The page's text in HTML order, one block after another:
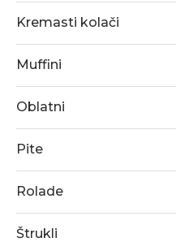
Kremasti kolači
Muffini
Oblatni
Pite
Rolade
Štrukli